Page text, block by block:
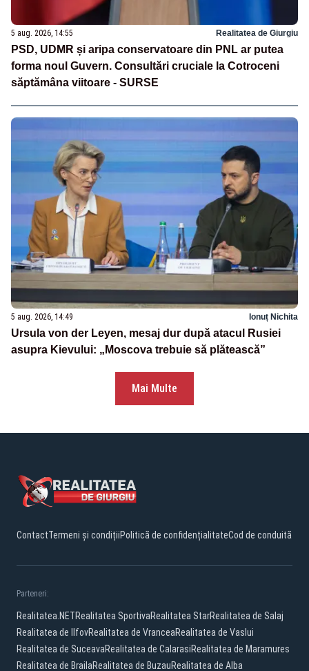
5 aug. 2026, 14:55 Realitatea de Giurgiu
PSD, UDMR și aripa conservatoare din PNL ar putea
forma noul Guvern. Consultări cruciale la Cotroceni
săptămâna viitoare - SURSE
5 aug. 2026, 14:49 Ionuț Nichita
Ursula von der Leyen, mesaj dur după atacul Rusiei
asupra Kievului: „Moscova trebuie să plătească”
Mai Multe
ContactTermeni și condițiiPolitică de confidențialitateCod de conduită
Parteneri:
Realitatea.NETRealitatea SportivaRealitatea StarRealitatea de Salaj
Realitatea de IlfovRealitatea de VranceaRealitatea de Vaslui
Realitatea de SuceavaRealitatea de CalarasiRealitatea de Maramures
Realitatea de BrailaRealitatea de BuzauRealitatea de Alba